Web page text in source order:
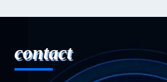
contact